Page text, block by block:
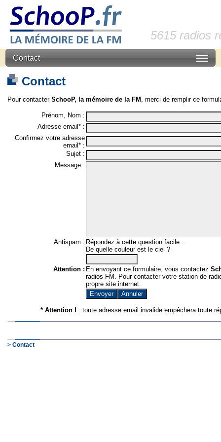
5615 radios
Contact
Contact
Pour contacter SchooP, la mémoire de la FM , merci de remplir ce
Prénom, Nom :
Adresse email* :
Confirmez votre adresse
email* :
Sujet :
Message :
Antispam : Répondez à cette question facile :
De quelle couleur est le ciel ?
Attention : En envoyant ce formulaire, vous contactez
radios FM. Pour contacter votre station de
propre site internet.
* Attention ! : toute adresse email invalide empêchera toute
> Contact